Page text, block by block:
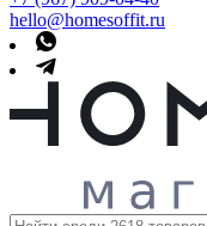
hello@homesoffit.ru